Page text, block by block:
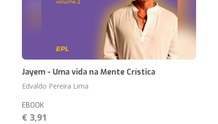
Jayem - Uma vida na Mente Crística
Edvaldo Pereira Lima
EBOOK
€ 3,91